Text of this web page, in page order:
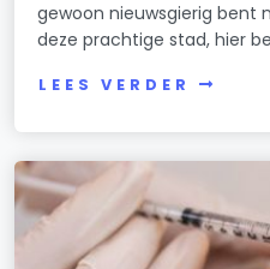
gewoon nieuwsgierig bent
deze prachtige stad, hier
LEES VERDER